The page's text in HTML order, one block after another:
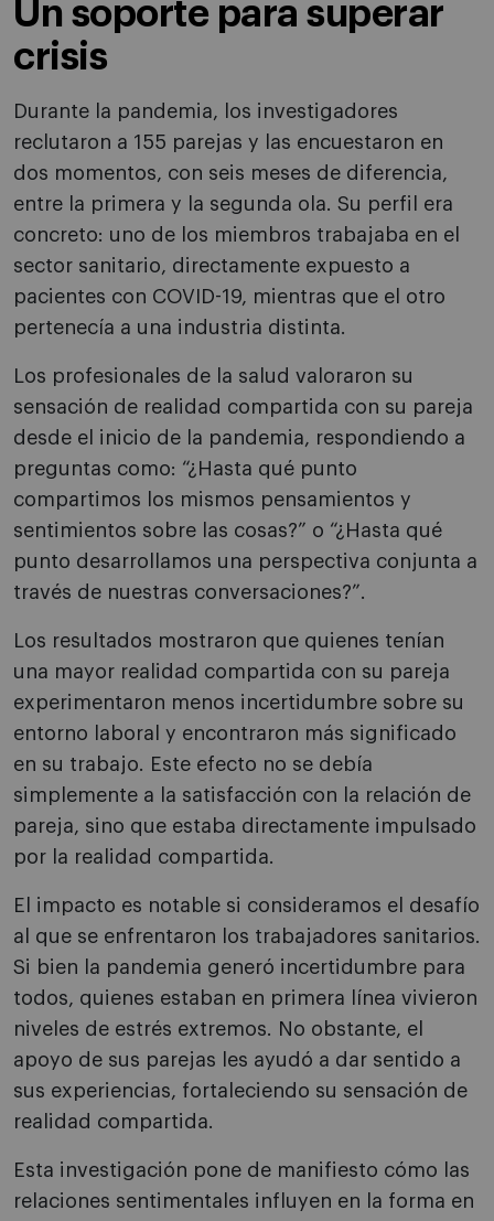
Un soporte para superar
crisis
Durante la pandemia, los investigadores
reclutaron a 155 parejas y las encuestaron en
dos momentos, con seis meses de diferencia,
entre la primera y la segunda ola. Su perfil era
concreto: uno de los miembros trabajaba en el
sector sanitario, directamente expuesto a
pacientes con COVID-19, mientras que el otro
pertenecía a una industria distinta.
Los profesionales de la salud valoraron su
sensación de realidad compartida con su pareja
desde el inicio de la pandemia, respondiendo a
preguntas como: “¿Hasta qué punto
compartimos los mismos pensamientos y
sentimientos sobre las cosas?” o “¿Hasta qué
punto desarrollamos una perspectiva conjunta a
través de nuestras conversaciones?”.
Los resultados mostraron que quienes tenían
una mayor realidad compartida con su pareja
experimentaron menos incertidumbre sobre su
entorno laboral y encontraron más significado
en su trabajo. Este efecto no se debía
simplemente a la satisfacción con la relación de
pareja, sino que estaba directamente impulsado
por la realidad compartida.
El impacto es notable si consideramos el desafío
al que se enfrentaron los trabajadores sanitarios.
Si bien la pandemia generó incertidumbre para
todos, quienes estaban en primera línea vivieron
niveles de estrés extremos. No obstante, el
apoyo de sus parejas les ayudó a dar sentido a
sus experiencias, fortaleciendo su sensación de
realidad compartida.
Esta investigación pone de manifiesto cómo las
relaciones sentimentales influyen en la forma en